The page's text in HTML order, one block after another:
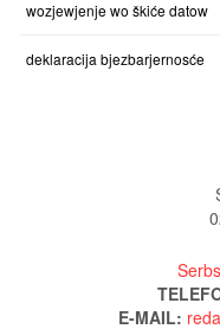
wozjewjenje wo škiće datow
deklaracija bjezbarjernosće
E-MAIL: